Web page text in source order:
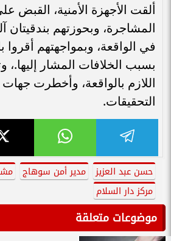
ألقت الأجهزة الأمنية، القبض
المشاجرة، وبحوزتهم بندقيتان
في الواقعة، وبمواجهتهم أقروا
بسبب الخلافات المشار إليها.،
اللازم بالواقعة، وأخطرت
التحقيقات.
حسن عبد العزيز مدير أمن سوهاج
مركز دار السلام
موضوعات متعلقة